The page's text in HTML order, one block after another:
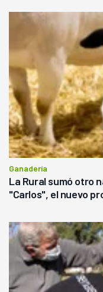
Ganadería
La Rural sumó otro
"Carlos", el nuevo